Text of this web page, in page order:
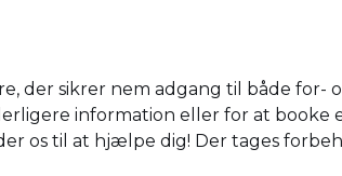
der sikrer nem adgang til både for-
information eller for at
os til at hjælpe dig! Der tages